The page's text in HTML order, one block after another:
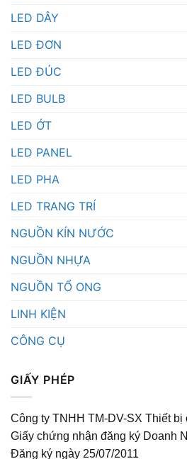
LED DÂY
LED ĐƠN
LED ĐÚC
LED BULB
LED ỚT
LED PANEL
LED PHA
LED TRANG TRÍ
NGUỒN KÍN NƯỚC
NGUỒN NHỰA
NGUỒN TỔ ONG
LINH KIỆN
CÔNG CỤ
GIẤY PHÉP
Công ty TNHH TM-DV-SX Thiết bị
Giấy chứng nhận đăng ký Doanh
Đăng ký ngày 25/07/2011